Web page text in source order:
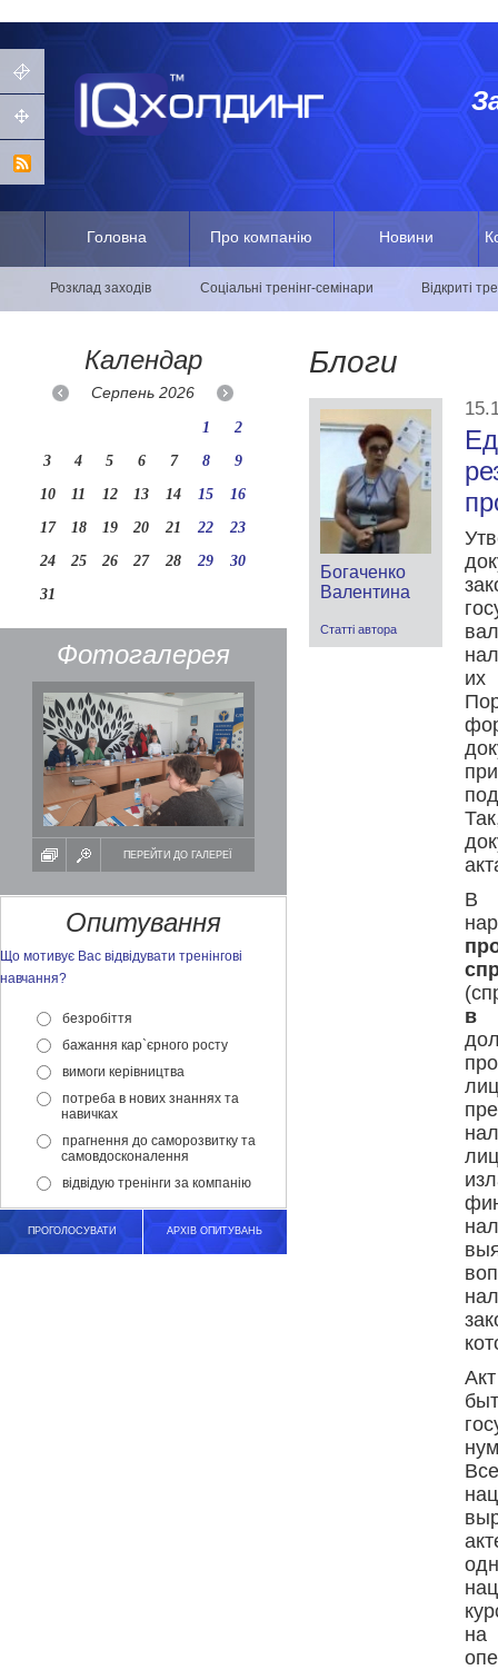
Головна Про компанію Новини
Розклад заходів Соціальні тренінг-семінари Відкриті
Календар
Серпень2026
1
2
3
4 5 6 7 8
9
10
11 12 13 14 15
16
17
18 19 20 21 22
23
24
25 26 27 28 29
30
31
Фотогалерея
ПЕРЕЙТИ ДО ГАЛЕРЕЇ
Опитування
Що мотивує Вас відвідувати тренінгові
навчання?
безробіття
бажання кар`єрного росту
вимоги керівництва
потреба в нових знаннях та
навичках
прагнення до саморозвитку та
самовдосконалення
відвідую тренінги за компанію
ПРОГОЛОСУВАТИ АРХІВ ОПИТУВАНЬ
Блоги
Богаченко
Валентина
Статті автора
их
В
в
на